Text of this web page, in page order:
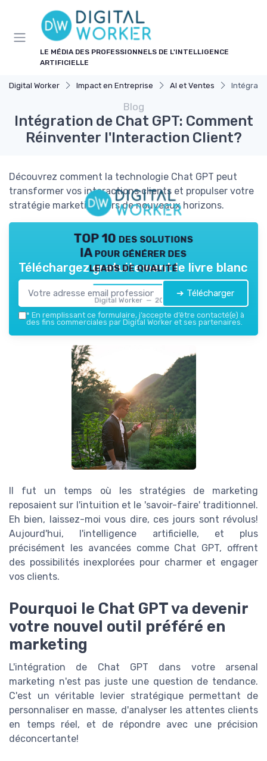
LE MÉDIA DES PROFESSIONNELS DE L'INTELLIGENCE
ARTIFICIELLE
Digital Worker Impact en Entreprise AI et Ventes
Blog
Intégration de Chat GPT: Comment
Réinventer l'Interaction Client?
Découvrez comment la technologie Chat GPT peut
transformer vos interactions clients et propulser votre
stratégie marketing vers de nouveaux horizons.
TOP 10 des solutions
IA pour générer des
leads de qualité
Digital Worker — 2026
Téléchargez gratuitement le livre blanc
➔ Télécharger
* En remplissant ce formulaire, j’accepte d’être contacté(e) à
des fins commerciales par Digital Worker et ses partenaires.
Il fut un temps où les stratégies de marketing
reposaient sur l'intuition et le 'savoir-faire' traditionnel.
Eh bien, laissez-moi vous dire, ces jours sont révolus!
Aujourd'hui, l'intelligence artificielle, et plus
précisément les avancées comme Chat GPT, offrent
des possibilités inexplorées pour charmer et engager
vos clients.
Pourquoi le Chat GPT va devenir
votre nouvel outil préféré en
marketing
L'intégration de Chat GPT dans votre arsenal
marketing n'est pas juste une question de tendance.
C'est un véritable levier stratégique permettant de
personnaliser en masse, d'analyser les attentes clients
en temps réel, et de répondre avec une précision
déconcertante!